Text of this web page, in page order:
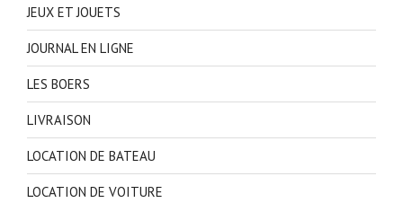
JEUX ET JOUETS
JOURNAL EN LIGNE
LES BOERS
LIVRAISON
LOCATION DE BATEAU
LOCATION DE VOITURE